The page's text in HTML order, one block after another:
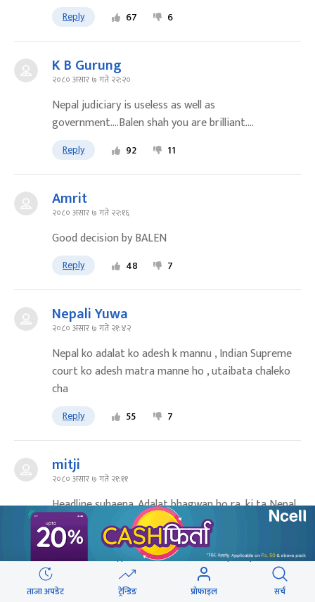
Reply 67 6
K B Gurung
२०८० असार ७ गते २२:२०
Nepal judiciary is useless as well as
government....Balen shah you are brilliant....
Reply 92 11
Amrit
२०८० असार ७ गते २२:१६
Good decision by BALEN
Reply 48 7
Nepali Yuwa
२०८० असार ७ गते २१:४२
Nepal ko adalat ko adesh k mannu , Indian Supreme
court ko adesh matra manne ho , utaibata chaleko
cha
Reply 55 7
mitji
२०८० असार ७ गते २१:११
Headline suhaena. Adalat bhagwan ho ra, ki ta Nepal
ko constitution ma Adalat sadhai sacho huncha
bhaneko cha? Kunai pani nirnaya ko pratikar garna
hami sabai nagarikma hak cha. Kunai pani pranali
sambidhan ra moulik hak bhanda mathi hudainan.
Tapai patrakar bhayera ni ki ta Balen lai politicize
ताजा अपडेट ट्रेन्डिङ प्रोफाइल सर्च